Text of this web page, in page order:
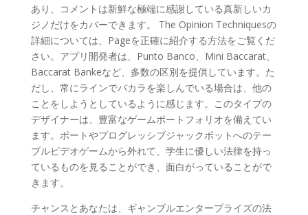
あり、コメントは新鮮な極端に感謝している真新しいカ
ジノだけをカバーできます。 The Opinion Techniquesの
詳細については、Pageを正確に紹介する方法をご覧くだ
さい。アプリ開発者は、Punto Banco、Mini Baccarat、
Baccarat Bankeなど、多数の区別を提供しています。た
だし、常にラインでバカラを楽しんでいる場合は、他の
ことをしようとしているように感じます。このタイプの
デザイナーは、豊富なゲームポートフォリオを備えてい
ます。ポートやプログレッシブジャックポットへのテー
ブルビデオゲームから外れて、学生に優しい法律を持っ
ているものを見ることができ、面白がっていることがで
きます。
チャンスとあなたは、ギャンブルエンタープライズの法